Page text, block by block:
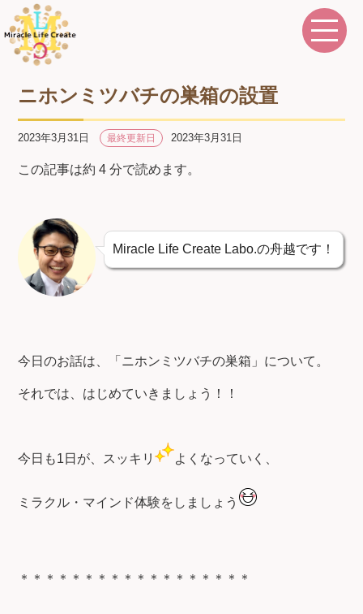
ニホンミツバチの巣箱の設置
2023年3月31日 最終更新日 2023年3月31日
この記事は約 4 分で読めます。
Miracle Life Create Labo.の舟越です！
今日のお話は、「ニホンミツバチの巣箱」について。
それでは、はじめていきましょう！！
今日も1日が、スッキリ よくなっていく、
ミラクル・マインド体験をしましょう
＊＊＊＊＊＊＊＊＊＊＊＊＊＊＊＊＊＊